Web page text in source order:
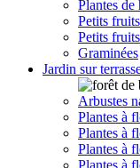
Plantes de
Petits
Petits
Graminées
Jardin sur
Arbustes
Plantes à
Plantes à
Plantes à
Plantes à